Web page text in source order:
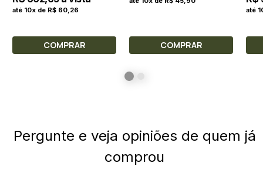
até 10x de R$ 60,26
COMPRAR COMPRAR
até
Pergunte e veja opiniões de quem já
comprou